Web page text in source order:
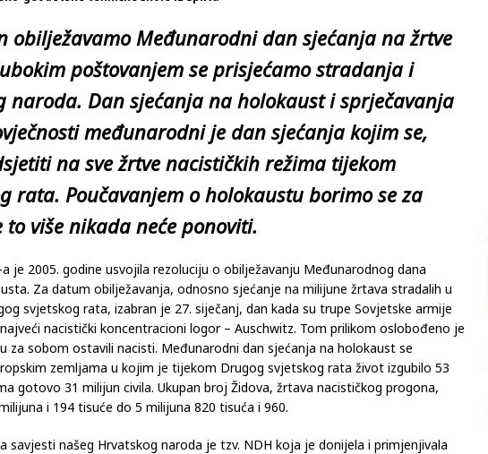
obilježavamo Međunarodni dan sjećanja na žrtve
poštovanjem se prisjećamo stradanja i
naroda. Dan sjećanja na holokaust i sprječavanja
međunarodni je dan sjećanja kojim se,
na sve žrtve nacističkih režima tijekom
rata. Poučavanjem o holokaustu borimo se za
to više nikada neće ponoviti.
je 2005. godine usvojila rezoluciju o obilježavanju Međunarodnog dana
Za datum obilježavanja, odnosno sjećanje na milijune žrtava stradalih u
svjetskog rata, izabran je 27. siječanj, dan kada su trupe Sovjetske armije
nacistički koncentracioni logor – Auschwitz. Tom prilikom oslobođeno je
za sobom ostavili nacisti. Međunarodni dan sjećanja na holokaust se
zemljama u kojim je tijekom Drugog svjetskog rata život izgubilo 53
gotovo 31 milijun civila. Ukupan broj Židova, žrtava nacističkog progona,
i 194 tisuće do 5 milijuna 820 tisuća i 960.
savjesti našeg Hrvatskog naroda je tzv. NDH koja je donijela i primjenjivala